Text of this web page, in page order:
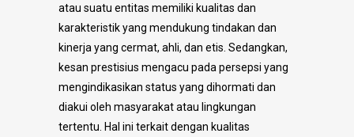
atau suatu entitas memiliki kualitas dan
karakteristik yang mendukung tindakan dan
kinerja yang cermat, ahli, dan etis. Sedangkan,
kesan prestisius mengacu pada persepsi yang
mengindikasikan status yang dihormati dan
diakui oleh masyarakat atau lingkungan
tertentu. Hal ini terkait dengan kualitas